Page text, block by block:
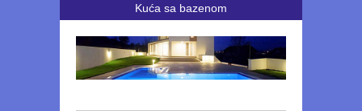
Kuća sa bazenom